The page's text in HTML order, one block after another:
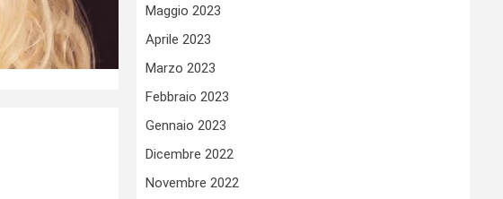
Maggio 2023
Aprile 2023
Marzo 2023
Febbraio 2023
Gennaio 2023
Dicembre 2022
Novembre 2022